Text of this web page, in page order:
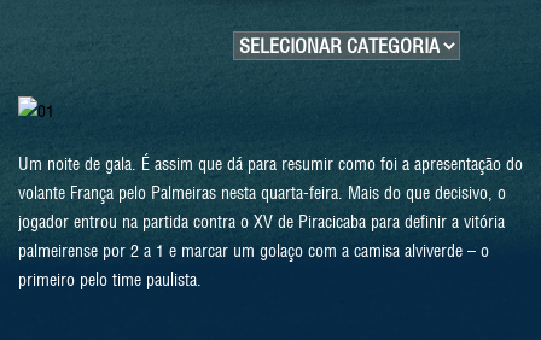
Um noite de gala. É assim que dá para resumir como foi a apresentação do
volante França pelo Palmeiras nesta quarta-feira. Mais do que decisivo, o
jogador entrou na partida contra o XV de Piracicaba para definir a vitória
palmeirense por 2 a 1 e marcar um golaço com a camisa alviverde – o
primeiro pelo time paulista.